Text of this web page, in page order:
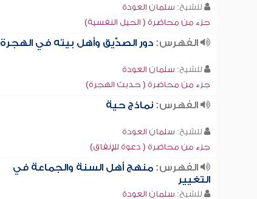
للشيخ: سلمان العودة
جزء من محاضرة ( الحيل النفسية)
الفهرس:دور الصدِّّيق وأهل بيته في الهجرة
للشيخ: سلمان العودة
جزء من محاضرة ( حديث الهجرة)
الفهرس:نماذج حية
للشيخ: سلمان العودة
جزء من محاضرة ( دعوة للإنفاق)
الفهرس:منهج أهل السنة والجماعة في
التغيير
للشيخ: سلمان العودة